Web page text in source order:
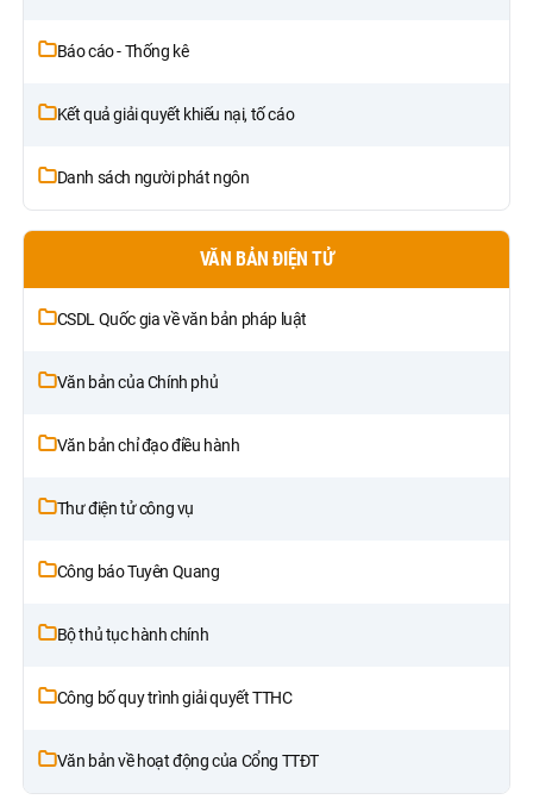
Báo cáo - Thống kê
Kết quả giải quyết khiếu nại, tố cáo
Danh sách người phát ngôn
VĂN BẢN ĐIỆN TỬ
CSDL Quốc gia về văn bản pháp luật
Văn bản của Chính phủ
Văn bản chỉ đạo điều hành
Thư điện tử công vụ
Công báo Tuyên Quang
Bộ thủ tục hành chính
Công bố quy trình giải quyết TTHC
Văn bản về hoạt động của Cổng TTĐT